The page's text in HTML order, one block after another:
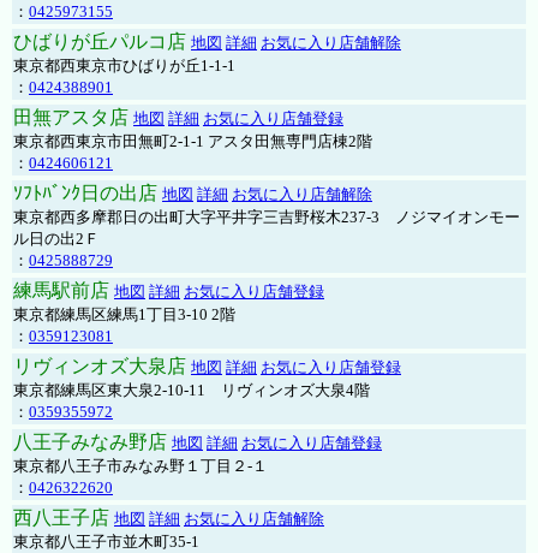
： 0425973155
ひばりが丘パルコ店 地図 詳細 お気に入り店舗解除
東京都西東京市ひばりが丘1-1-1
： 0424388901
田無アスタ店 地図 詳細 お気に入り店舗登録
東京都西東京市田無町2-1-1 アスタ田無専門店棟2階
： 0424606121
ｿﾌﾄﾊﾞﾝｸ日の出店 地図 詳細 お気に入り店舗解除
東京都西多摩郡日の出町大字平井字三吉野桜木237-3 ノジマイオンモー
ル日の出2Ｆ
： 0425888729
練馬駅前店 地図 詳細 お気に入り店舗登録
東京都練馬区練馬1丁目3-10 2階
： 0359123081
リヴィンオズ大泉店 地図 詳細 お気に入り店舗登録
東京都練馬区東大泉2-10-11 リヴィンオズ大泉4階
： 0359355972
八王子みなみ野店 地図 詳細 お気に入り店舗登録
東京都八王子市みなみ野１丁目２-１
： 0426322620
西八王子店 地図 詳細 お気に入り店舗解除
東京都八王子市並木町35-1